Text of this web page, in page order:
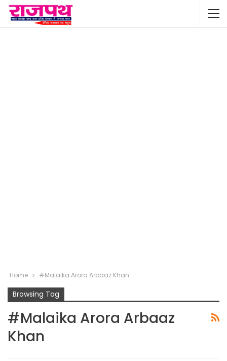
Home #Malaika Arora Arbaaz Khan
Browsing Tag
#Malaika Arora Arbaaz
Khan